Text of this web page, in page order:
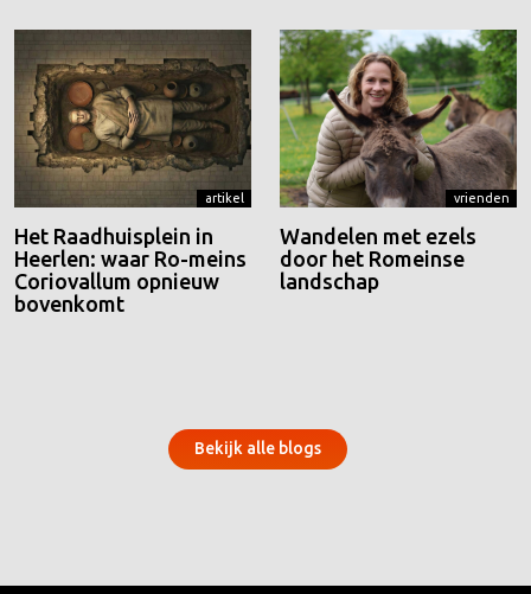
artikel
Het Raadhuisplein in
Heerlen: waar Ro-meins
Coriovallum opnieuw
bovenkomt
vrienden
Wandelen met ezels
door het Romeinse
landschap
Bekijk alle blogs